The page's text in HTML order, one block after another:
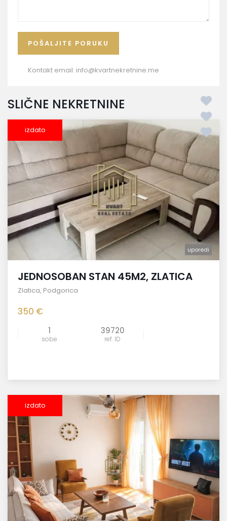
Kontakt email: info@kvartnekretnine.me
SLIČNE NEKRETNINE
izdato
uporedi
JEDNOSOBAN STAN 45M2, ZLATICA
Zlatica, Podgorica
350 €
1
sobe
39720
ref. ID
izdato